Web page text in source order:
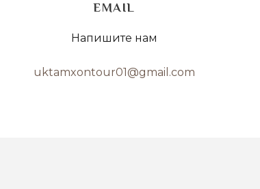
EMAIL
Напишите нам
uktamxontour01@gmail.com